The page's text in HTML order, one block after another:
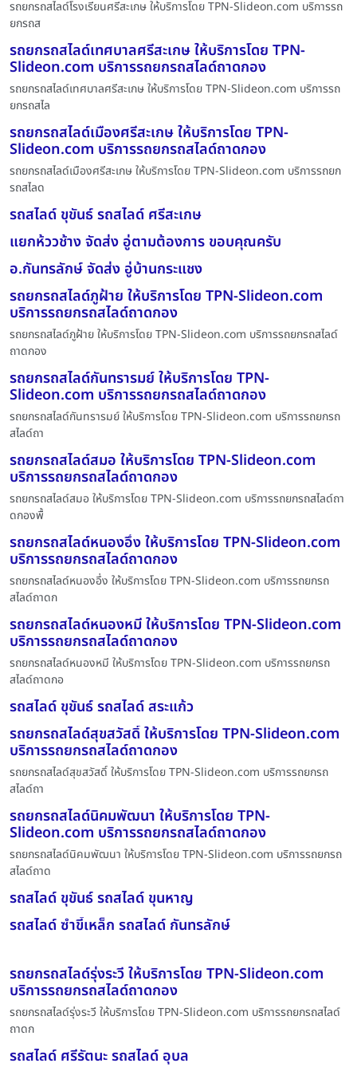
รถยกรถสไลด์โรงเรียนศรีสะเกษ ให้บริการโดย TPN-Slideon.com บริการรถ
ยกรถส
รถยกรถสไลด์เทศบาลศรีสะเกษ ให้บริการโดย TPN-
Slideon.com บริการรถยกรถสไลด์ถาดกอง
รถยกรถสไลด์เทศบาลศรีสะเกษ ให้บริการโดย TPN-Slideon.com บริการรถ
ยกรถสไล
รถยกรถสไลด์เมืองศรีสะเกษ ให้บริการโดย TPN-
Slideon.com บริการรถยกรถสไลด์ถาดกอง
รถยกรถสไลด์เมืองศรีสะเกษ ให้บริการโดย TPN-Slideon.com บริการรถยก
รถสไลด
รถสไลด์ ขุขันธ์ รถสไลด์ ศรีสะเกษ
แยกห้ววช้าง จัดส่ง อู่ตามต้องการ ขอบคุณครับ
อ.กันทรลักษ์ จัดส่ง อู่บ้านกระแชง
รถยกรถสไลด์ภูฝ้าย ให้บริการโดย TPN-Slideon.com
บริการรถยกรถสไลด์ถาดกอง
รถยกรถสไลด์ภูฝ้าย ให้บริการโดย TPN-Slideon.com บริการรถยกรถสไลด์
ถาดกอง
รถยกรถสไลด์กันทรารมย์ ให้บริการโดย TPN-
Slideon.com บริการรถยกรถสไลด์ถาดกอง
รถยกรถสไลด์กันทรารมย์ ให้บริการโดย TPN-Slideon.com บริการรถยกรถ
สไลด์ถา
รถยกรถสไลด์สมอ ให้บริการโดย TPN-Slideon.com
บริการรถยกรถสไลด์ถาดกอง
รถยกรถสไลด์สมอ ให้บริการโดย TPN-Slideon.com บริการรถยกรถสไลด์ถา
ดกองพื้
รถยกรถสไลด์หนองอึ่ง ให้บริการโดย TPN-Slideon.com
บริการรถยกรถสไลด์ถาดกอง
รถยกรถสไลด์หนองอึ่ง ให้บริการโดย TPN-Slideon.com บริการรถยกรถ
สไลด์ถาดก
รถยกรถสไลด์หนองหมี ให้บริการโดย TPN-Slideon.com
บริการรถยกรถสไลด์ถาดกอง
รถยกรถสไลด์หนองหมี ให้บริการโดย TPN-Slideon.com บริการรถยกรถ
สไลด์ถาดกอ
รถสไลด์ ขุขันธ์ รถสไลด์ สระแก้ว
รถยกรถสไลด์สุขสวัสดิ์ ให้บริการโดย TPN-Slideon.com
บริการรถยกรถสไลด์ถาดกอง
รถยกรถสไลด์สุขสวัสดิ์ ให้บริการโดย TPN-Slideon.com บริการรถยกรถ
สไลด์ถา
รถยกรถสไลด์นิคมพัฒนา ให้บริการโดย TPN-
Slideon.com บริการรถยกรถสไลด์ถาดกอง
รถยกรถสไลด์นิคมพัฒนา ให้บริการโดย TPN-Slideon.com บริการรถยกรถ
สไลด์ถาด
รถสไลด์ ขุขันธ์ รถสไลด์ ขุนหาญ
รถสไลด์ ซำขี้เหล็ก รถสไลด์ กันทรลักษ์
รถยกรถสไลด์รุ่งระวี ให้บริการโดย TPN-Slideon.com
บริการรถยกรถสไลด์ถาดกอง
รถยกรถสไลด์รุ่งระวี ให้บริการโดย TPN-Slideon.com บริการรถยกรถสไลด์
ถาดก
รถสไลด์ ศรีรัตนะ รถสไลด์ อุบล